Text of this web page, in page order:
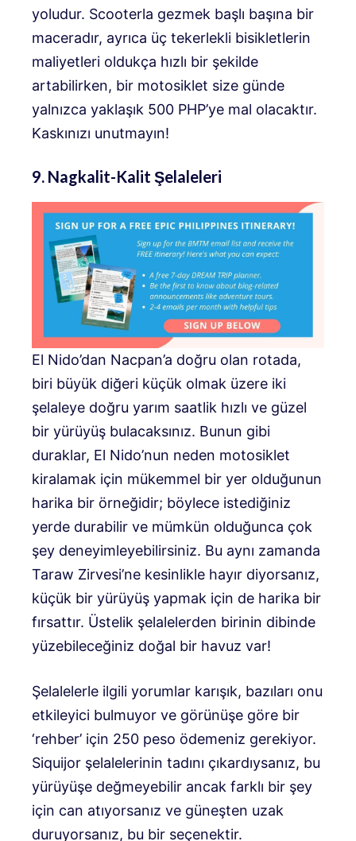
yoludur. Scooterla gezmek başlı başına bir
maceradır, ayrıca üç tekerlekli bisikletlerin
maliyetleri oldukça hızlı bir şekilde
artabilirken, bir motosiklet size günde
yalnızca yaklaşık 500 PHP’ye mal olacaktır.
Kaskınızı unutmayın!
9. Nagkalit-Kalit Şelaleleri
El Nido’dan Nacpan’a doğru olan rotada,
biri büyük diğeri küçük olmak üzere iki
şelaleye doğru yarım saatlik hızlı ve güzel
bir yürüyüş bulacaksınız. Bunun gibi
duraklar, El Nido’nun neden motosiklet
kiralamak için mükemmel bir yer olduğunun
harika bir örneğidir; böylece istediğiniz
yerde durabilir ve mümkün olduğunca çok
şey deneyimleyebilirsiniz. Bu aynı zamanda
Taraw Zirvesi’ne kesinlikle hayır diyorsanız,
küçük bir yürüyüş yapmak için de harika bir
fırsattır. Üstelik şelalelerden birinin dibinde
yüzebileceğiniz doğal bir havuz var!
Şelalelerle ilgili yorumlar karışık, bazıları onu
etkileyici bulmuyor ve görünüşe göre bir
‘rehber’ için 250 peso ödemeniz gerekiyor.
Siquijor şelalelerinin tadını çıkardıysanız, bu
yürüyüşe değmeyebilir ancak farklı bir şey
için can atıyorsanız ve güneşten uzak
duruyorsanız, bu bir seçenektir.